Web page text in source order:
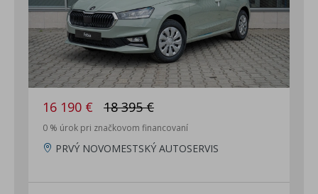
16 190 € 18 395 €
0 % úrok pri značkovom financovaní
PRVÝ NOVOMESTSKÝ AUTOSERVIS